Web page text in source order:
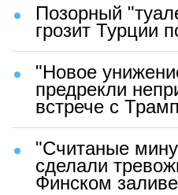
Позорный
грозит Турции
"Новое
предрекли
встрече с
"Считаные
сделали
Финском заливе